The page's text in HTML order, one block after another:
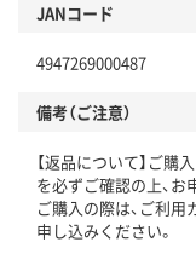
JANコード
4947269000487
備考（ご注意）
【返品について】ご購
を必ずご確認の上、お
ご購入の際は、ご利用
申し込みください。